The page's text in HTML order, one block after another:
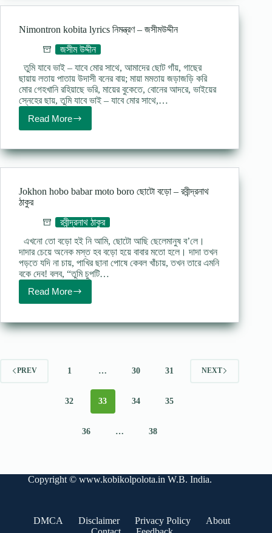
–
যতীন্দ্রমোহন
বাগচী
Nimontron kobita lyrics নিমন্ত্রণ – জসীমউদ্দীন
জসীম উদ্দীন
তুমি যাবে ভাই – যাবে মোর সাথে, আমাদের ছোট গাঁয়, গাছের
ছায়ায় লতায় পাতায় উদাসী বনের বায়; মায়া মমতায় জড়াজড়ি করি
মোর গেহখানি রহিয়াছে ভরি, মায়ের বুকেতে, বোনের আদরে, ভাইয়ের
স্নেহের ছায়, তুমি যাবে ভাই – যাবে মোর সাথে,…
Read MoreNimontron
kobita
নিমন্ত্রণ
Jokhon hobo babar moto boro ছোটো বড়ো – রবীন্দ্রনাথ
ঠাকুর
রবীন্দ্রনাথ ঠাকুর
এখনো তো বড়ো হই নি আমি, ছোটো আছি ছেলেমানুষ ব’লে।
দাদার চেয়ে অনেক মস্ত হব বড়ো হয়ে বাবার মতো হলে। দাদা তখন
পড়তে যদি না চায়, পাখির ছানা পোষে কেবল খাঁচায়, তখন তারে এমনি
বকে দেব! বলব, “তুমি চুপটি…
Read More
Jokhon
hobo
moto
PREV 1 … 30 31
32 33 34 35
36 … 38
NEXT
Copyright © www.kobikolpolota.in W.B. India.
DMCA Disclaimer Privacy Policy
About